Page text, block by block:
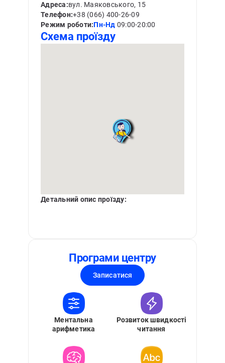
Програми центру
Записатися
Ментальна
арифметика
Розвиток швидкості
читання
Адреса:вул. Маяковського, 15
Телефон:+38 (066) 400-26-09
Режим роботи:Пн-Нд 09:00-20:00
Схема проїзду
Детальний опис проїзду: